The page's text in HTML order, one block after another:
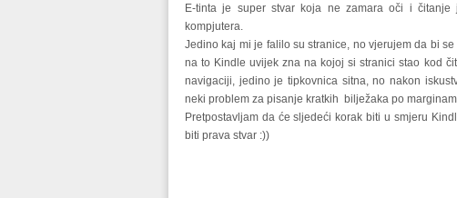
E-tinta je super stvar koja ne zamara oči i
kompjutera.
Jedino kaj mi je falilo su stranice, no vjerujem da bi
na to Kindle uvijek zna na kojoj si stranici stao kod
navigaciji, jedino je tipkovnica sitna, no nakon
neki problem za pisanje kratkih bilježaka po
Pretpostavljam da će sljedeći korak biti u smjeru
biti prava stvar :))